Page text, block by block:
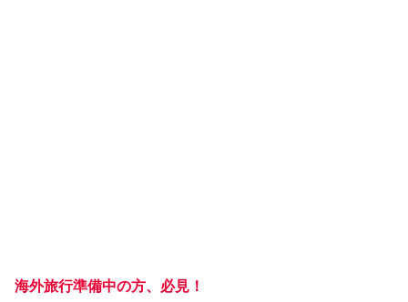
海外旅行準備中の方、必見！